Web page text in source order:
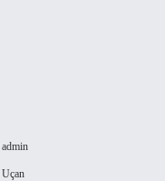
admin
Uçan